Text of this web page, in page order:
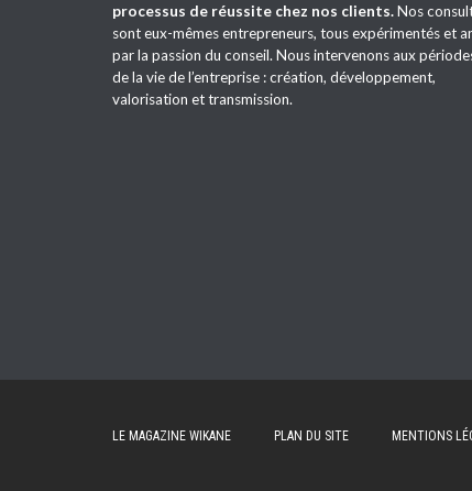
processus de réussite chez nos clients.Nos
sont eux-mêmes entrepreneurs, tous expérimentés et
par la passion du conseil. Nous intervenons aux
de la vie de l’entreprise : création, développement,
valorisation et transmission.
LE MAGAZINE WIKANE PLAN DU SITE MENTIONS